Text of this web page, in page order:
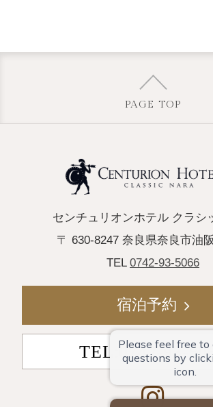
PAGE TOP
センチュリオンホテル クラシ
〒 630-8247 奈良県奈良市油
TEL 0742-93-5066
宿泊予約
TEL:0742-93-